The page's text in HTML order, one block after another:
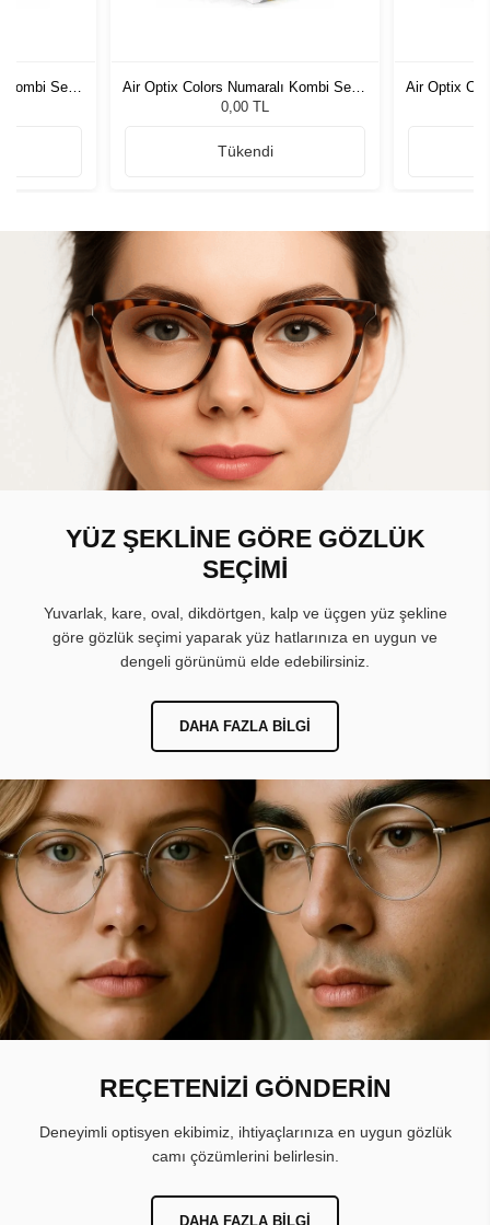
Kombi Set 4
Air Optix Colors Numaralı Kombi Set 4
Kutu
0,00 TL
Tükendi
Air Optix
YÜZ ŞEKLİNE GÖRE GÖZLÜK
SEÇİMİ
Yuvarlak, kare, oval, dikdörtgen, kalp ve üçgen yüz şekline
göre gözlük seçimi yaparak yüz hatlarınıza en uygun ve
dengeli görünümü elde edebilirsiniz.
DAHA FAZLA BILGI
REÇETENİZİ GÖNDERİN
Deneyimli optisyen ekibimiz, ihtiyaçlarınıza en uygun gözlük
camı çözümlerini belirlesin.
DAHA FAZLA BILGI